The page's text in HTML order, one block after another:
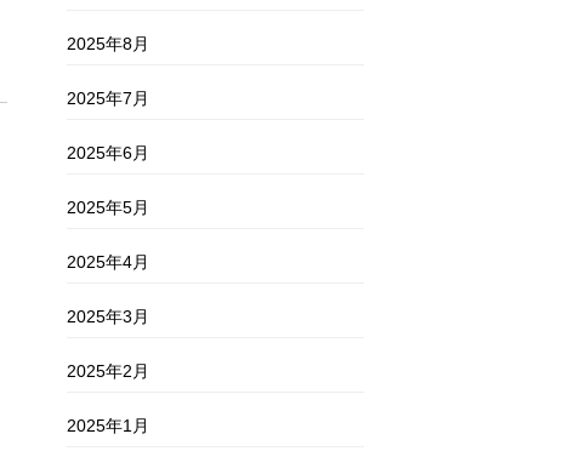
2025年8月
2025年7月
2025年6月
2025年5月
2025年4月
2025年3月
2025年2月
2025年1月